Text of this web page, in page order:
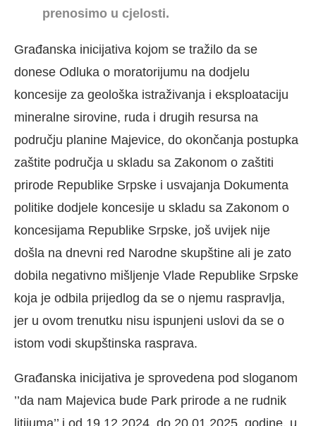
prenosimo u cjelosti.
Građanska inicijativa kojom se tražilo da se
donese Odluka o moratorijumu na dodjelu
koncesije za geološka istraživanja i eksploataciju
mineralne sirovine, ruda i drugih resursa na
području planine Majevice, do okončanja postupka
zaštite područja u skladu sa Zakonom o zaštiti
prirode Republike Srpske i usvajanja Dokumenta
politike dodjele koncesije u skladu sa Zakonom o
koncesijama Republike Srpske, još uvijek nije
došla na dnevni red Narodne skupštine ali je zato
dobila negativno mišljenje Vlade Republike Srpske
koja je odbila prijedlog da se o njemu raspravlja,
jer u ovom trenutku nisu ispunjeni uslovi da se o
istom vodi skupštinska rasprava.
Građanska inicijativa je sprovedena pod sloganom
’’da nam Majevica bude Park prirode a ne rudnik
litijuma’’ i od 19.12.2024. do 20.01.2025. godine, u